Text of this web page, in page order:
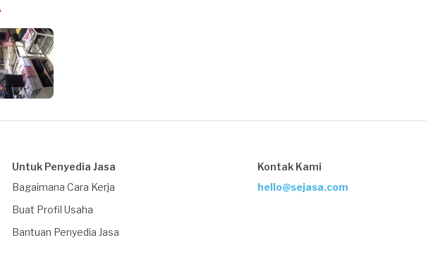
Untuk Penyedia Jasa
Bagaimana Cara Kerja
Buat Profil Usaha
Bantuan Penyedia Jasa
Kontak Kami
hello@sejasa.com